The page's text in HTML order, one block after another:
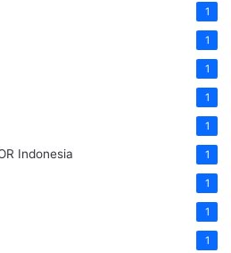
1
1
1
1
1
Indonesia 1
1
1
1